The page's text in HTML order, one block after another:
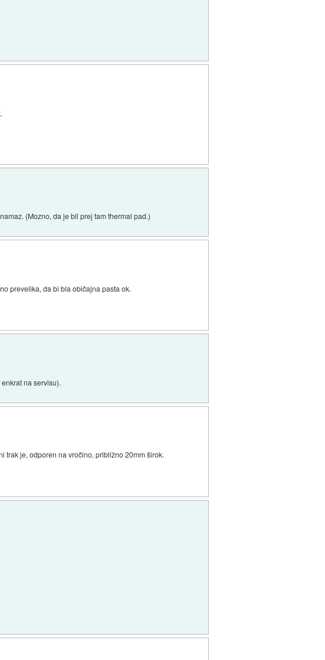
(Mozno, da je bil prej tam thermal pad.)
prevelika, da bi bla običajna pasta ok.
na servisu).
trak je, odporen na vročino, približno 20mm širok.